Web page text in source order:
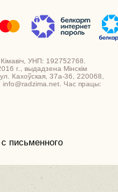
УНП: 192752768.
г., выдадзена Мінскім
Кахоўская, 37а-36, 220068,
info@radzima.net. Час працы:
письменного